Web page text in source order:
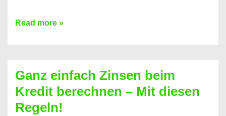
Einen
bekommen?
So
ist
Read more »
Ganz einfach Zinsen beim
Kredit berechnen – Mit diesen
Regeln!